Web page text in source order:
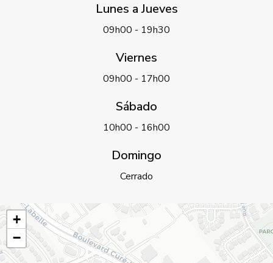
Lunes a Jueves
09h00 - 19h30
Viernes
09h00 - 17h00
Sábado
10h00 - 16h00
Domingo
Cerrado
+
−